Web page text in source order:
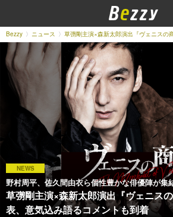
Bezzy ニュース 草彅剛主演×森新太郎演出『ヴェニスの
NEWS
野村周平、佐久間由衣ら個性豊かな俳優陣が集
草彅剛主演×森新太郎演出『ヴェニス
表、意気込み語るコメントも到着